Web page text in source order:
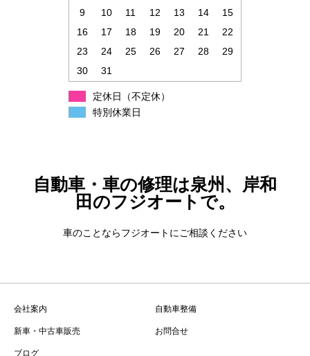
9
10 11 12 13 14
15
16
17 18 19 20 21
22
23
24 25 26 27 28
29
30
31
定休日（不定休）
特別休業日
自動車・車の修理は泉州、岸和
田のフジオートで。
車のことならフジオートにご相談ください
会社案内 自動車整備
新車・中古車販売 お問合せ
ブログ